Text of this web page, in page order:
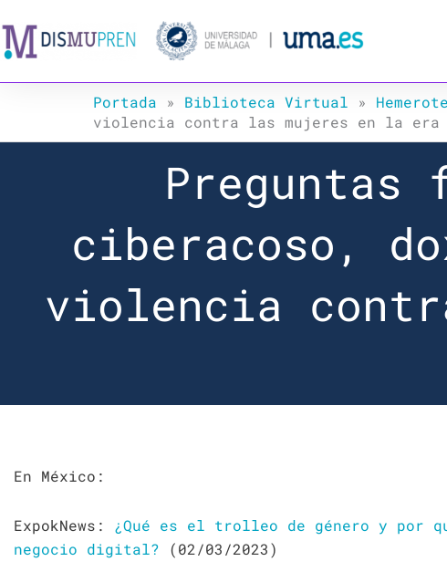
al
contenido
Portada » Biblioteca Virtual »
violencia contra las mujeres en la
Preguntas
ciberacoso,
violencia
En México:
ExpokNews: ¿Qué es el trolleo de género y por
negocio digital? (02/03/2023)